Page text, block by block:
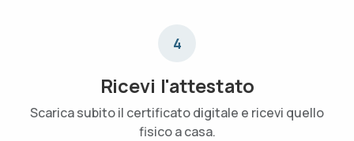
4
Ricevi l'attestato
Scarica subito il certificato digitale e ricevi quello
fisico a casa.